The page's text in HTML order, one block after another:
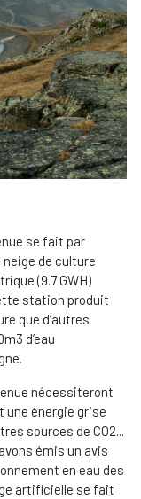
se fait par
de culture
(9.7 GWH)
station produit
que d’autres
d’eau
nécessiteront
une énergie grise
sources de CO2...
émis un avis
en eau des
artificielle se fait